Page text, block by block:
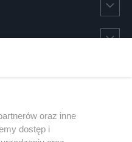
oraz inne
dostęp i